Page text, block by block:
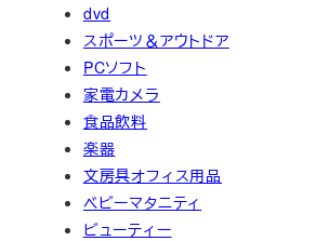
dvd
スポーツ＆アウトドア
PCソフト
家電カメラ
食品飲料
楽器
文房具オフィス用品
ベビーマタニティ
ビューティー